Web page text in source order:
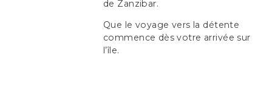
de Zanzibar.
Que le voyage vers la détente
commence dès votre arrivée sur
l’île.